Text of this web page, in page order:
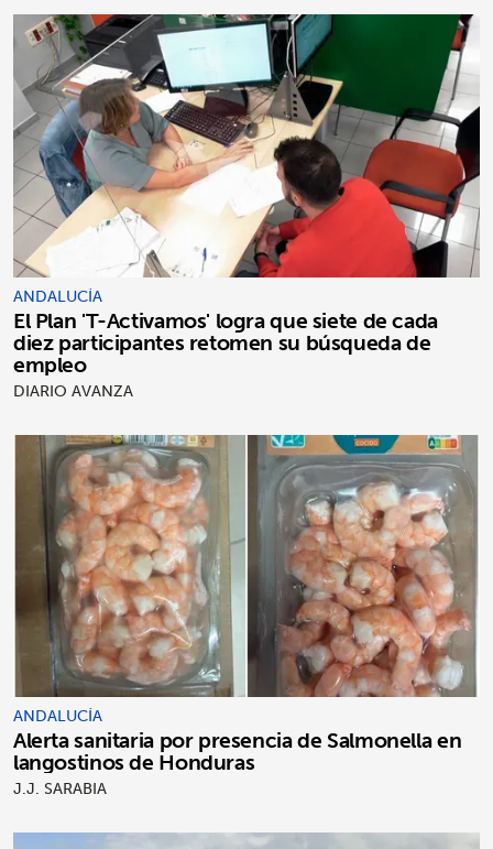
ANDALUCÍA
El Plan 'T-Activamos' logra que siete de cada
diez participantes retomen su búsqueda de
empleo
DIARIO AVANZA
ANDALUCÍA
Alerta sanitaria por presencia de Salmonella en
langostinos de Honduras
J.J. SARABIA